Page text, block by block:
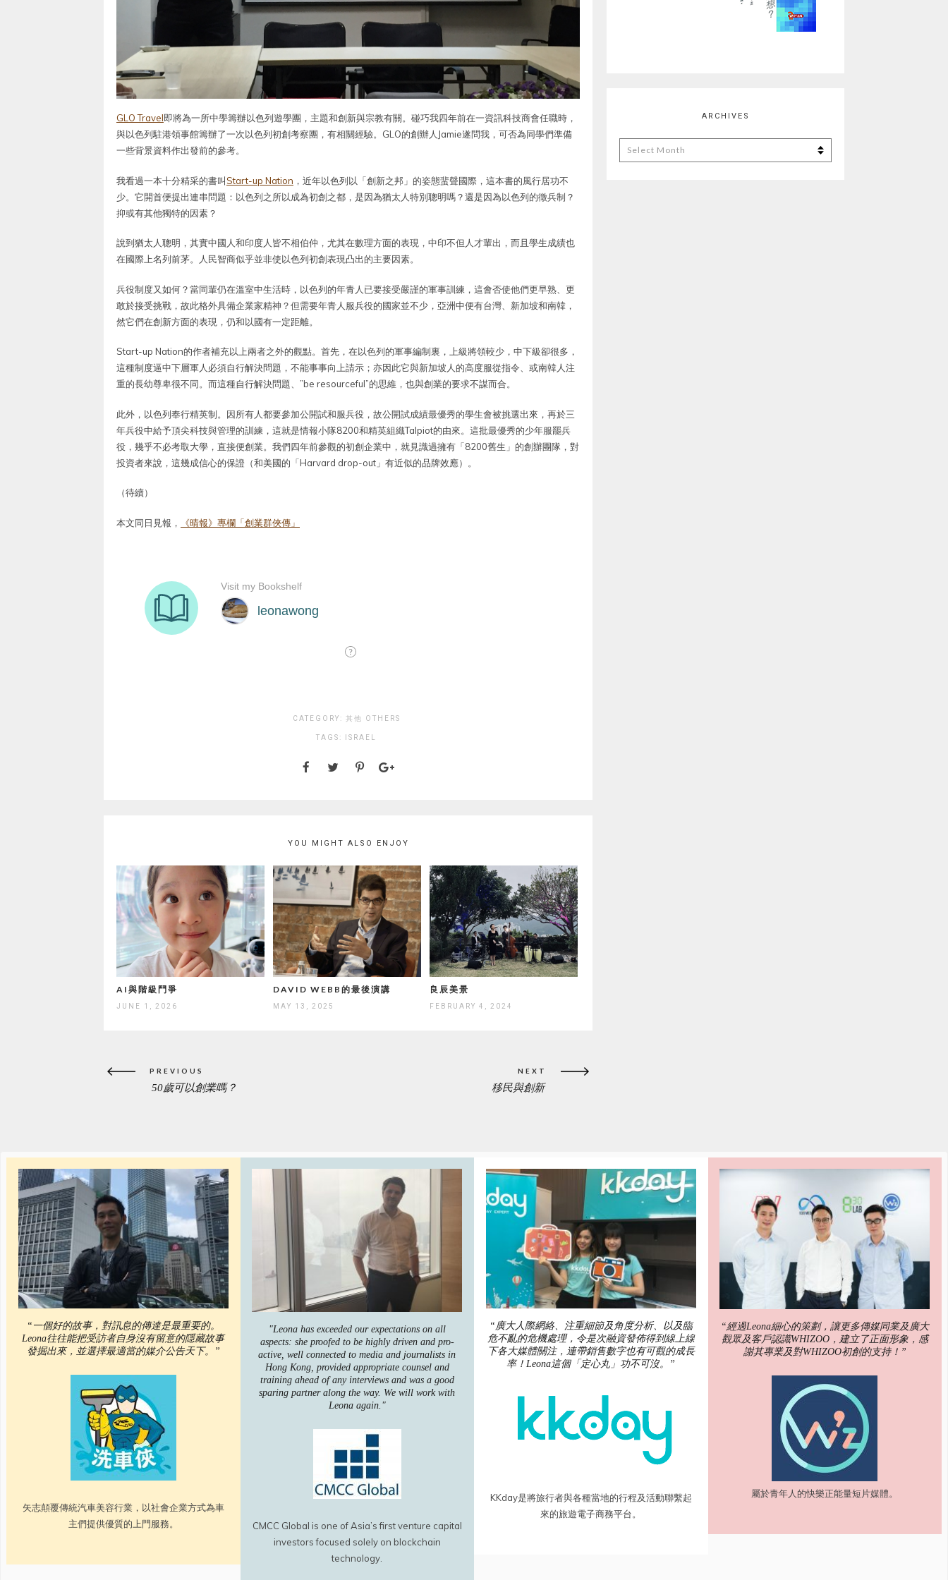
GLO Travel即將為一所中學籌辦以色列遊學團，主題和創新與宗教有關。碰巧我四年前在一資訊科技商會任職時，
與以色列駐港領事館籌辦了一次以色列初創考察團，有相關經驗。GLO的創辦人Jamie遂問我，可否為同學們準備
一些背景資料作出發前的參考。
我看過一本十分精采的書叫Start-up Nation ，近年以色列以「創新之邦」的姿態蜚聲國際，這本書的風行居功不
少。它開首便提出連串問題：以色列之所以成為初創之都，是因為猶太人特別聰明嗎？還是因為以色列的徵兵制？
抑或有其他獨特的因素？
說到猶太人聰明，其實中國人和印度人皆不相伯仲，尤其在數理方面的表現，中印不但人才輩出，而且學生成績也
在國際上名列前茅。人民智商似乎並非使以色列初創表現凸出的主要因素。
兵役制度又如何？當同輩仍在溫室中生活時，以色列的年青人已要接受嚴謹的軍事訓練，這會否使他們更早熟、更
敢於接受挑戰，故此格外具備企業家精神？但需要年青人服兵役的國家並不少，亞洲中便有台灣、新加坡和南韓，
然它們在創新方面的表現，仍和以國有一定距離。
Start-up Nation的作者補充以上兩者之外的觀點。首先，在以色列的軍事編制裏，上級將領較少，中下級卻很多，
這種制度逼中下層軍人必須自行解決問題，不能事事向上請示；亦因此它與新加坡人的高度服從指令、或南韓人注
重的長幼尊卑很不同。而這種自行解決問題、”be resourceful”的思維，也與創業的要求不謀而合。
此外，以色列奉行精英制。因所有人都要參加公開試和服兵役，故公開試成績最優秀的學生會被挑選出來，再於三
年兵役中給予頂尖科技與管理的訓練，這就是情報小隊8200和精英組織Talpiot的由來。這批最優秀的少年服罷兵
役，幾乎不必考取大學，直接便創業。我們四年前參觀的初創企業中，就見識過擁有「8200舊生」的創辦團隊，對
投資者來說，這幾成信心的保證（和美國的「Harvard drop-out」有近似的品牌效應）。
（待續）
本文同日見報， 《晴報》專欄「創業群俠傳」
CATEGORY: 其他 OTHERS
TAGS: ISRAEL
YOU MIGHT ALSO ENJOY
AI與階級鬥爭
JUNE 1, 2026
DAVID WEBB的最後演講
MAY 13, 2025
良辰美景
FEBRUARY 4, 2024
Post
navigation
PREVIOUS
PREVIOUS50歲可以創業嗎？
NEXT
移民與創新
ARCHIVES
Archives
“一個好的故事，對訊息的傳達是最重要的。
Leona往往能把受訪者自身沒有留意的隱藏故事
發掘出來，並選擇最適當的媒介公告天下。”
矢志顛覆傳統汽車美容行業，以社會企業方式為車
主們提供優質的上門服務。
"Leona has exceeded our expectations on all
aspects: she proofed to be highly driven and pro-
active, well connected to media and journalists in
Hong Kong, provided appropriate counsel and
training ahead of any interviews and was a good
sparing partner along the way. We will work with
Leona again."
CMCC Global is one of Asia’s first venture capital
investors focused solely on blockchain
technology.
“廣大人際網絡、注重細節及角度分析、以及臨
危不亂的危機處理，令是次融資發佈得到線上線
下各大媒體關注，連帶銷售數字也有可觀的成長
率！Leona這個「定心丸」功不可沒。”
KKday是將旅行者與各種當地的行程及活動聯繫起
來的旅遊電子商務平台。
“經過Leona細心的策劃，讓更多傳媒同業及廣大
觀眾及客戶認識WHIZOO，建立了正面形象，感
謝其專業及對WHIZOO初創的支持！”
屬於青年人的快樂正能量短片媒體。